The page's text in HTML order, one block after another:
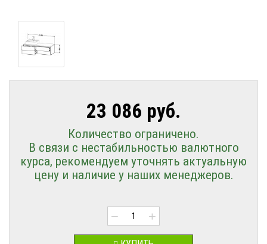
23 086 руб.
Количество ограничено.
В связи с нестабильностью валютного
курса, рекомендуем уточнять актуальную
цену и наличие у наших менеджеров.
− +